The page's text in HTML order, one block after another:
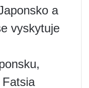
a
vyskytuje